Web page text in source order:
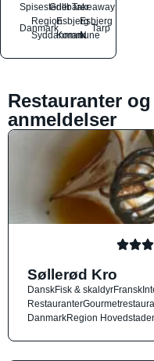
SpisestederGrillbarerTakeaway
Danmark
Region
Syddanmark
Esbjerg
Kommune
Esbjerg
N
Tarp
Restauranter
anmeldelser
Søllerød Kro
DanskFisk & skaldyrFransk
Restauranter
DanmarkRegion